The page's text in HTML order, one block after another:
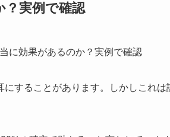
？実例で確認
することがあります。しかしこれは